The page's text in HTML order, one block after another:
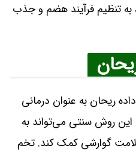
به تنظیم فرآیند هضم و جذب
ریحان به عنوان درمانی
روش سنتی می‌تواند به
گوارشی کمک کند. تخم